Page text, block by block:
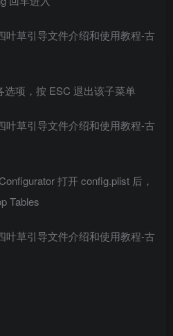
项，按 ESC 退出该子菜单
打开 config.plist 后，
Tables